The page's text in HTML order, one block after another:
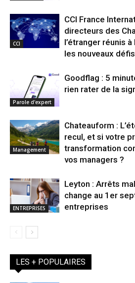
CCI
CCI France
directeurs des
l’étranger réunis
les nouveaux
Parole d'expert
Goodflag : 5
rien rater de la
Management
Chateauform :
recul, et si votre
transformation
vos managers ?
ENTREPRISES
Leyton : Arrêts
change au 1er
entreprises
LES + POPULAIRES